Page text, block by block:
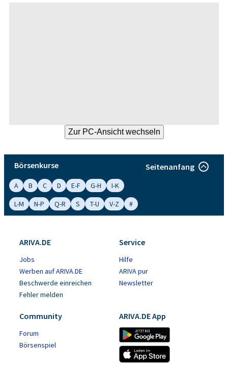
Börsenkurse Seitenanfang
A B C D E-F G-H
I-K
L-M
N-P Q-R S T-U V-Z #
ARIVA.DE
Jobs
Werben auf ARIVA.DE
Beschwerde einreichen
Fehler melden
Service
Hilfe
ARIVA pur
Newsletter
Community
Forum
Börsenspiel
ARIVA.DE App